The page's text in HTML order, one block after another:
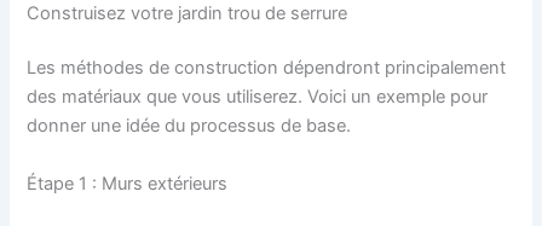
Construisez votre jardin trou de serrure
Les méthodes de construction dépendront principalement
des matériaux que vous utiliserez. Voici un exemple pour
donner une idée du processus de base.
Étape 1 : Murs extérieurs